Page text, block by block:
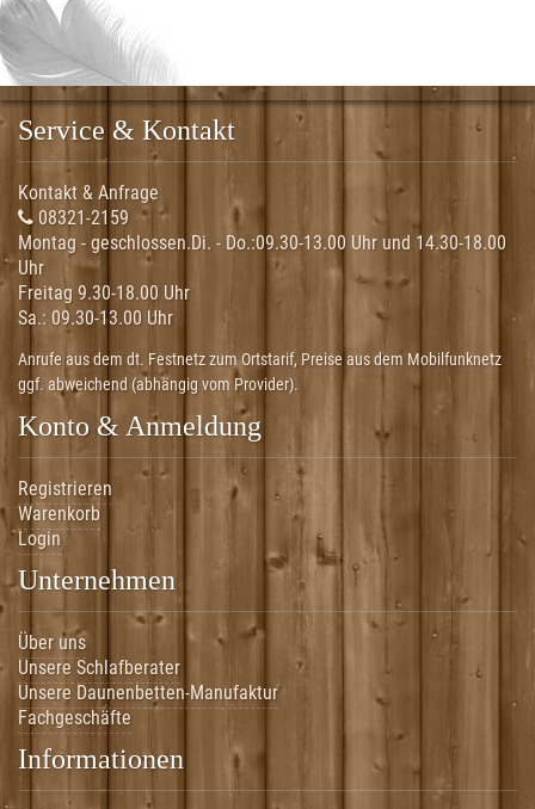
Service & Kontakt
Kontakt & Anfrage
08321-2159
Montag - geschlossen.Di. - Do.:09.30-13.00 Uhr und 14.30-18.00
Uhr
Freitag 9.30-18.00 Uhr
Sa.: 09.30-13.00 Uhr
Anrufe aus dem dt. Festnetz zum Ortstarif, Preise aus dem Mobilfunknetz
ggf. abweichend (abhängig vom Provider).
Konto & Anmeldung
Registrieren
Warenkorb
Login
Unternehmen
Über uns
Unsere Schlafberater
Unsere Daunenbetten-Manufaktur
Fachgeschäfte
Informationen